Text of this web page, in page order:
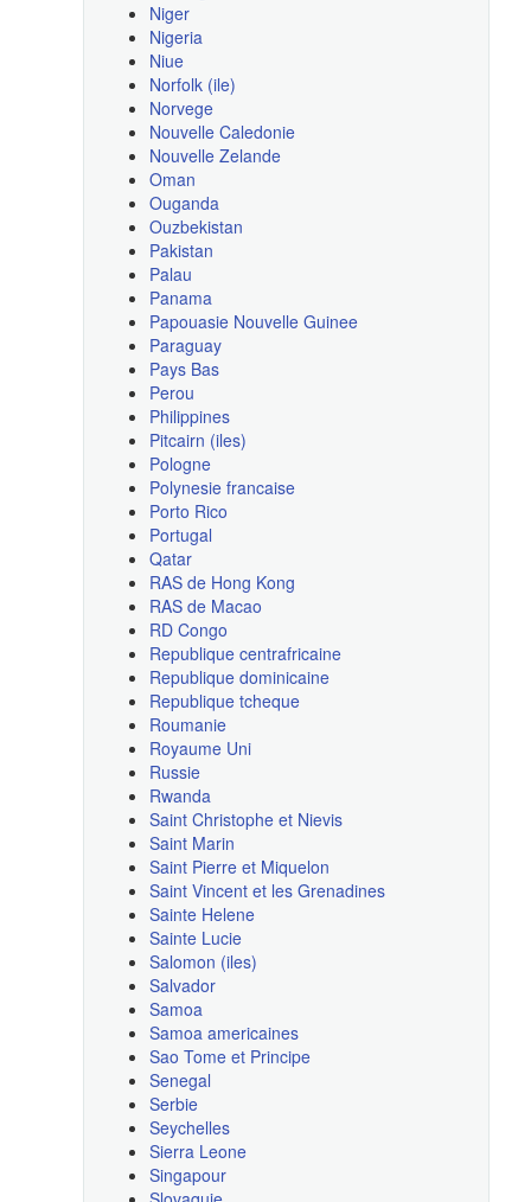
Niger
Nigeria
Niue
Norfolk (ile)
Norvege
Nouvelle Caledonie
Nouvelle Zelande
Oman
Ouganda
Ouzbekistan
Pakistan
Palau
Panama
Papouasie Nouvelle Guinee
Paraguay
Pays Bas
Perou
Philippines
Pitcairn (iles)
Pologne
Polynesie francaise
Porto Rico
Portugal
Qatar
RAS de Hong Kong
RAS de Macao
RD Congo
Republique centrafricaine
Republique dominicaine
Republique tcheque
Roumanie
Royaume Uni
Russie
Rwanda
Saint Christophe et Nievis
Saint Marin
Saint Pierre et Miquelon
Saint Vincent et les Grenadines
Sainte Helene
Sainte Lucie
Salomon (iles)
Salvador
Samoa
Samoa americaines
Sao Tome et Principe
Senegal
Serbie
Seychelles
Sierra Leone
Singapour